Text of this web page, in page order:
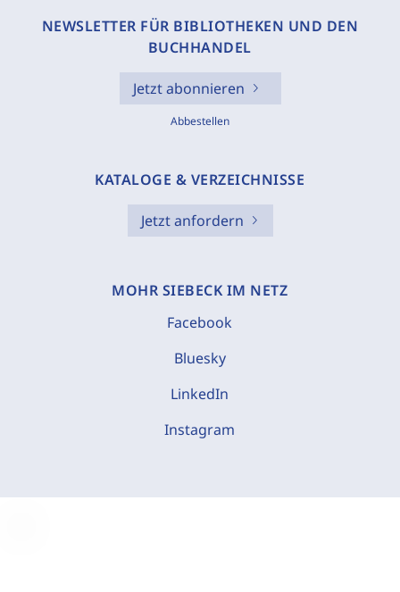
NEWSLETTER FÜR BIBLIOTHEKEN UND DEN
BUCHHANDEL
Jetzt abonnieren
Abbestellen
KATALOGE & VERZEICHNISSE
Jetzt anfordern
MOHR SIEBECK IM NETZ
Facebook
Bluesky
LinkedIn
Instagram